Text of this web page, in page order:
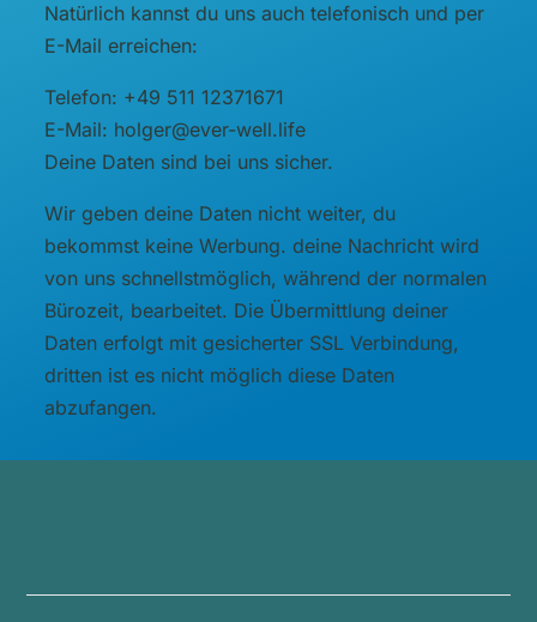
Natürlich kannst du uns auch telefonisch und per
E-Mail erreichen:
Telefon: +49 511 12371671
E-Mail: holger@ever-well.life
Deine Daten sind bei uns sicher.
Wir geben deine Daten nicht weiter, du
bekommst keine Werbung. deine Nachricht wird
von uns schnellstmöglich, während der normalen
Bürozeit, bearbeitet. Die Übermittlung deiner
Daten erfolgt mit gesicherter SSL Verbindung,
dritten ist es nicht möglich diese Daten
abzufangen.